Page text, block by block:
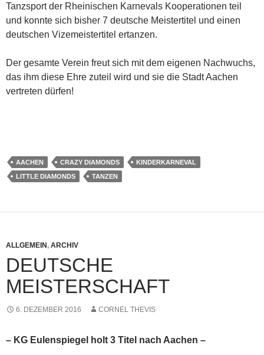
Tanzsport der Rheinischen Karnevals Kooperationen teil
und konnte sich bisher 7 deutsche Meistertitel und einen
deutschen Vizemeistertitel ertanzen.
Der gesamte Verein freut sich mit dem eigenen Nachwuchs,
das ihm diese Ehre zuteil wird und sie die Stadt Aachen
vertreten dürfen!
AACHEN CRAZY DIAMONDS
KINDERKARNEVAL
LITTLE DIAMONDS
TANZEN
ALLGEMEIN , ARCHIV
DEUTSCHE
MEISTERSCHAFT
6. DEZEMBER 2016 CORNEL THEVIS
– KG Eulenspiegel holt 3 Titel nach Aachen –